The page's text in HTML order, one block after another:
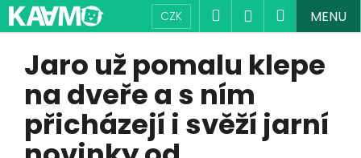
Přejít
na
obsah
CZK HledatPřihlášení
Nákupní
MENU
Jaro už pomalu klepe
na dveře a s ním
přicházejí i svěží jarní
K
o
C
o
o